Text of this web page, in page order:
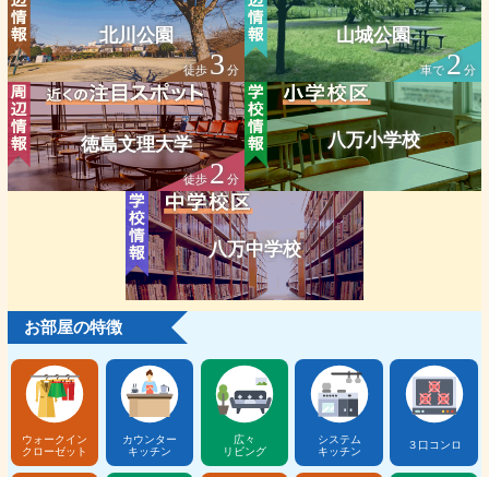
北川公園
徒歩3 分
山城公園
車で2 分
徳島文理大学
徒歩2 分
八万小学校
八万中学校
お部屋の特徴
ウォークイン
クローゼット
カウンター
キッチン
広々
リビング
システム
キッチン
３口コンロ